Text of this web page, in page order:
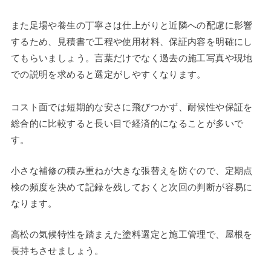
また足場や養生の丁寧さは仕上がりと近隣への配慮に影響
するため、見積書で工程や使用材料、保証内容を明確にし
てもらいましょう。言葉だけでなく過去の施工写真や現地
での説明を求めると選定がしやすくなります。
コスト面では短期的な安さに飛びつかず、耐候性や保証を
総合的に比較すると長い目で経済的になることが多いで
す。
小さな補修の積み重ねが大きな張替えを防ぐので、定期点
検の頻度を決めて記録を残しておくと次回の判断が容易に
なります。
高松の気候特性を踏まえた塗料選定と施工管理で、屋根を
長持ちさせましょう。